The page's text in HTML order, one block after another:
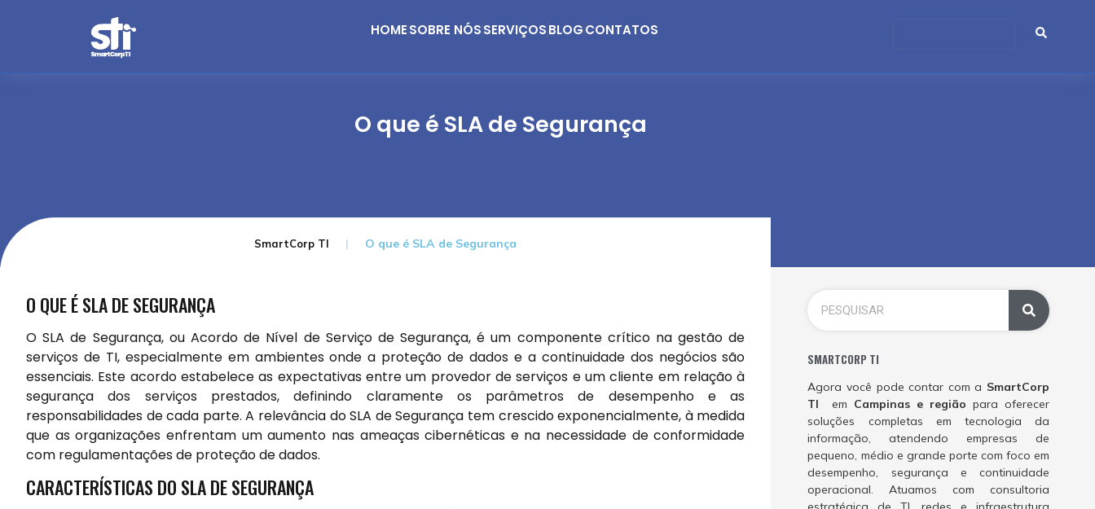
HOMESOBRE NÓSSERVIÇOSBLOGCONTATOS
O que é SLA de Segurança
SmartCorp TI O que é SLA de Segurança
O QUE É SLA DE SEGURANÇA
O SLA de Segurança, ou Acordo de Nível de Serviço de Segurança, é um componente crítico na gestão de
serviços de TI, especialmente em ambientes onde a proteção de dados e a continuidade dos negócios são
essenciais. Este acordo estabelece as expectativas entre um provedor de serviços e um cliente em relação à
segurança dos serviços prestados, definindo claramente os parâmetros de desempenho e as
responsabilidades de cada parte. A relevância do SLA de Segurança tem crescido exponencialmente, à medida
que as organizações enfrentam um aumento nas ameaças cibernéticas e na necessidade de conformidade
com regulamentações de proteção de dados.
CARACTERÍSTICAS DO SLA DE SEGURANÇA
SMARTCORP TI
Agora você pode contar com a SmartCorp
TI em Campinas e região para oferecer
soluções completas em tecnologia da
informação, atendendo empresas de
pequeno, médio e grande porte com foco em
desempenho, segurança e continuidade
operacional. Atuamos com consultoria